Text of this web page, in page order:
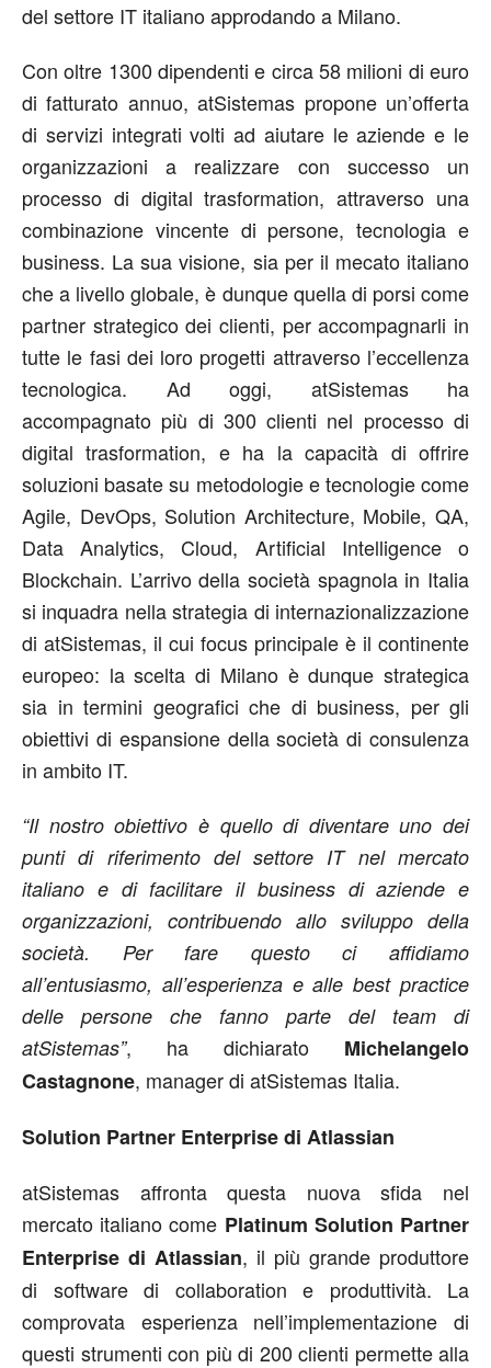
del settore IT italiano approdando a Milano.
Con oltre 1300 dipendenti e circa 58 milioni di euro
di fatturato annuo, atSistemas propone un’offerta
di servizi integrati volti ad aiutare le aziende e le
organizzazioni a realizzare con successo un
processo di digital trasformation, attraverso una
combinazione vincente di persone, tecnologia e
business. La sua visione, sia per il mecato italiano
che a livello globale, è dunque quella di porsi come
partner strategico dei clienti, per accompagnarli in
tutte le fasi dei loro progetti attraverso l’eccellenza
tecnologica. Ad oggi, atSistemas ha
accompagnato più di 300 clienti nel processo di
digital trasformation, e ha la capacità di offrire
soluzioni basate su metodologie e tecnologie come
Agile, DevOps, Solution Architecture, Mobile, QA,
Data Analytics, Cloud, Artificial Intelligence o
Blockchain. L’arrivo della società spagnola in Italia
si inquadra nella strategia di internazionalizzazione
di atSistemas, il cui focus principale è il continente
europeo: la scelta di Milano è dunque strategica
sia in termini geografici che di business, per gli
obiettivi di espansione della società di consulenza
in ambito IT.
“Il nostro obiettivo è quello di diventare uno dei
punti di riferimento del settore IT nel mercato
italiano e di facilitare il business di aziende e
organizzazioni, contribuendo allo sviluppo della
società. Per fare questo ci affidiamo
all’entusiasmo, all’esperienza e alle best practice
delle persone che fanno parte del team di
atSistemas”, ha dichiarato Michelangelo
Castagnone, manager di atSistemas Italia.
Solution Partner Enterprise di Atlassian
atSistemas affronta questa nuova sfida nel
mercato italiano come Platinum Solution Partner
Enterprise di Atlassian, il più grande produttore
di software di collaboration e produttività. La
comprovata esperienza nell’implementazione di
questi strumenti con più di 200 clienti permette alla